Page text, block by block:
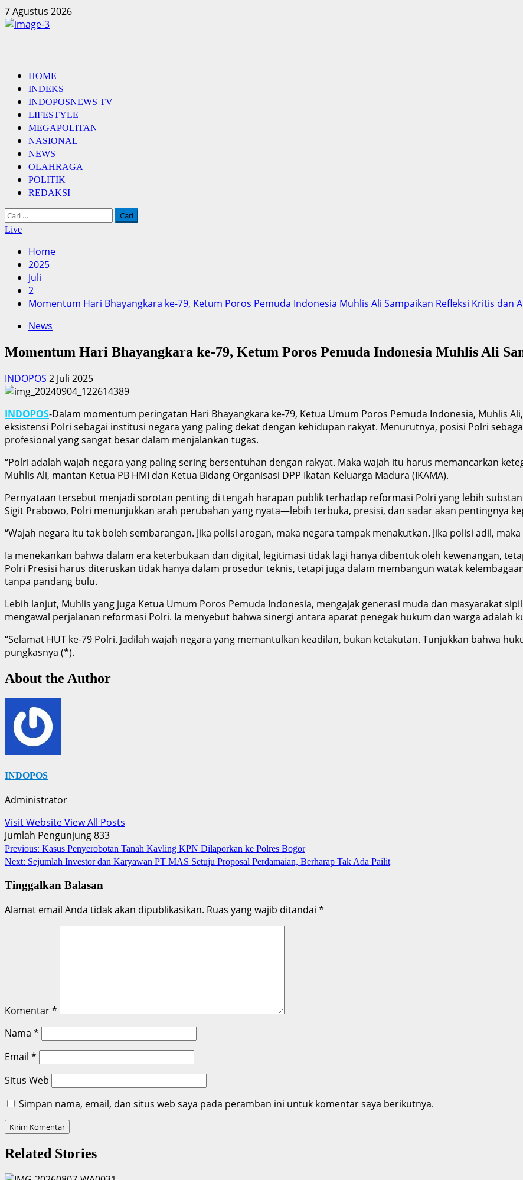
Skip
to
7 Agustus 2026
Primary
Menu
HOME
INDEKS
INDOPOSNEWS TV
LIFESTYLE
MEGAPOLITAN
NASIONAL
NEWS
OLAHRAGA
POLITIK
REDAKSI
Cari
untuk:
Live
Home
2025
Juli
2
Momentum Hari Bhayangkara ke-79, Ketum Poros Pemuda Indonesia Muhlis Ali Sampaikan Refleksi Kritis dan
News
Momentum Hari Bhayangkara ke-79, Ketum Poros Pemuda Indonesia Muhlis Ali
INDOPOS 2 Juli 2025
INDOPOS-Dalam momentum peringatan Hari Bhayangkara ke-79, Ketua Umum Poros Pemuda Indonesia, Muhlis
eksistensi Polri sebagai institusi negara yang paling dekat dengan kehidupan rakyat. Menurutnya, posisi Polri
profesional yang sangat besar dalam menjalankan tugas.
“Polri adalah wajah negara yang paling sering bersentuhan dengan rakyat. Maka wajah itu harus memancarkan
Muhlis Ali, mantan Ketua PB HMI dan Ketua Bidang Organisasi DPP Ikatan Keluarga Madura (IKAMA).
Pernyataan tersebut menjadi sorotan penting di tengah harapan publik terhadap reformasi Polri yang lebih
Sigit Prabowo, Polri menunjukkan arah perubahan yang nyata—lebih terbuka, presisi, dan sadar akan pentingnya
“Wajah negara itu tak boleh sembarangan. Jika polisi arogan, maka negara tampak menakutkan. Jika polisi adil,
Ia menekankan bahwa dalam era keterbukaan dan digital, legitimasi tidak lagi hanya dibentuk oleh kewenangan,
Polri Presisi harus diteruskan tidak hanya dalam prosedur teknis, tetapi juga dalam membangun watak
tanpa pandang bulu.
Lebih lanjut, Muhlis yang juga Ketua Umum Poros Pemuda Indonesia, mengajak generasi muda dan masyarakat
mengawal perjalanan reformasi Polri. Ia menyebut bahwa sinergi antara aparat penegak hukum dan warga adalah
“Selamat HUT ke-79 Polri. Jadilah wajah negara yang memantulkan keadilan, bukan ketakutan. Tunjukkan bahwa
pungkasnya (*).
About the Author
INDOPOS
Administrator
Visit WebsiteView All Posts
Jumlah Pengunjung833
Post
navigation
Previous: Kasus Penyerobotan Tanah Kavling KPN Dilaporkan ke Polres Bogor
Next: Sejumlah Investor dan Karyawan PT MAS Setuju Proposal Perdamaian, Berharap Tak Ada Pailit
Tinggalkan Balasan
Alamat email Anda tidak akan dipublikasikan. Ruas yang wajib ditandai *
Komentar*
Nama *
Email *
Situs Web
Simpan nama, email, dan situs web saya pada peramban ini untuk komentar saya berikutnya.
Related Stories